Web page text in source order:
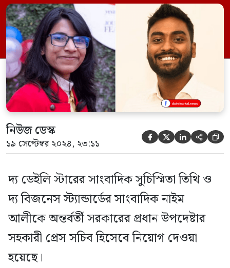
বৈদেশিক নিয়োগ শাখার এক প্রজ্ঞাপনে এ তথ্য
জানানো হয়েছে। ঢাকা বিশ্ববিদ্যালয়ের
সমাজবিজ্ঞান বিভাগ থেকে স্নাতক সুচিস্মিতা তিথি
২০২০ সালের জানুয়ারি থেকে দ্য ডেইলি স্টারে
সাংবাদিকতা করছেন। […]
নিউজ ডেস্ক
১৯ সেপ্টেম্বর ২০২৪, ২৩:১১     
দ্য ডেইলি স্টারের সাংবাদিক সুচিস্মিতা তিথি ও
দ্য বিজনেস স্ট্যান্ডার্ডের সাংবাদিক নাইম
আলীকে অন্তর্বর্তী সরকারের প্রধান উপদেষ্টার
সহকারী প্রেস সচিব হিসেবে নিয়োগ দেওয়া
হয়েছে।